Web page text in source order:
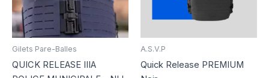
sur
la
page
produit
du
Gilets Pare-Balles
QUICK RELEASE IIIA
A.S.V.P
Quick Release PREMIUM